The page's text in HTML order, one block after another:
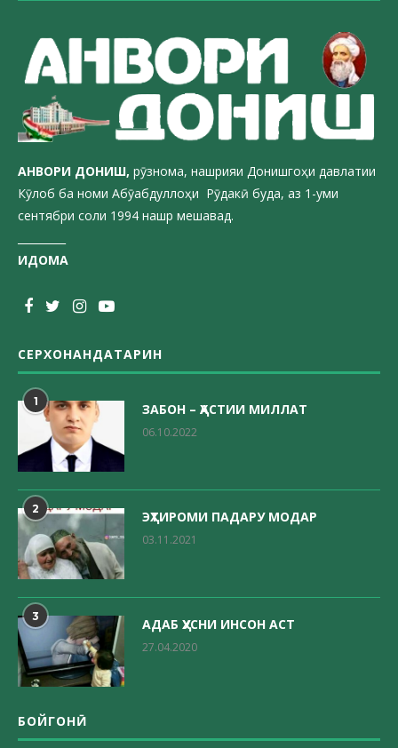
АНВОРИ ДОНИШ, рӯзнома, нашрияи Донишгоҳи давлатии
Кӯлоб ба номи Абӯабдуллоҳи Рӯдакӣ буда, аз 1-уми
сентябри соли 1994 нашр мешавад.
ИДОМА
СЕРХОНАНДАТАРИН
1 ЗАБОН – ҲАСТИИ МИЛЛАТ
06.10.2022
2 ЭҲТИРОМИ ПАДАРУ МОДАР
03.11.2021
3 АДАБ ҲУСНИ ИНСОН АСТ
27.04.2020
БОЙГОНӢ